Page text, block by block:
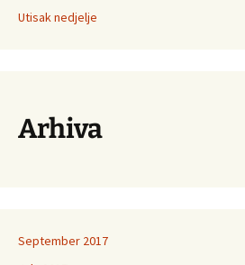
Utisak nedjelje
Arhiva
September 2017